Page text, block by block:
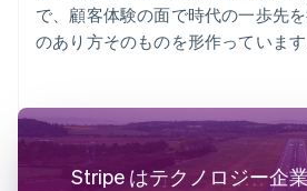
で、顧客体験の面で時代の一歩先
のあり方そのものを形作っています
Stripe はテクノロジー企